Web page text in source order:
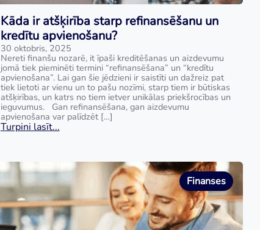
Kāda ir atšķirība starp refinansēšanu un
kredītu apvienošanu?
30 oktobris, 2025
Nereti finanšu nozarē, it īpaši kreditēšanas un aizdevumu
jomā tiek pieminēti termini “refinansēšana” un “kredītu
apvienošana”. Lai gan šie jēdzieni ir saistīti un dažreiz pat
tiek lietoti ar vienu un to pašu nozīmi, starp tiem ir būtiskas
atšķirības, un katrs no tiem ietver unikālas priekšrocības un
ieguvumus. Gan refinansēšana, gan aizdevumu
apvienošana var palīdzēt […]
Turpini lasīt...
Finanses